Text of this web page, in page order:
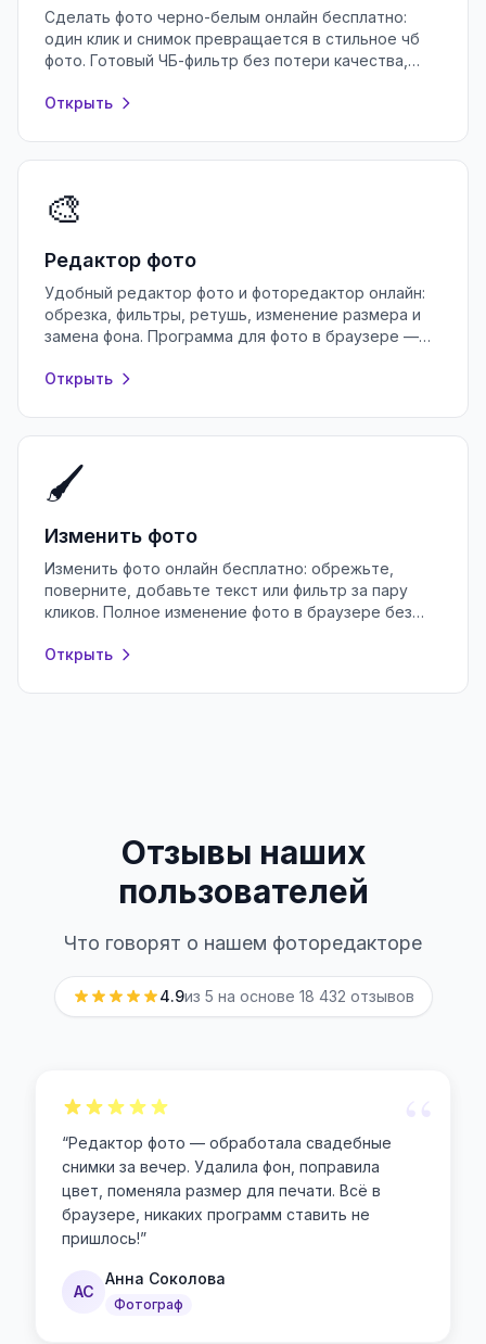
Сделать фото черно-белым онлайн бесплатно:
один клик и снимок превращается в стильное чб
фото. Готовый ЧБ-фильтр без потери качества,
Открыть
🎨
Редактор фото
Удобный редактор фото и фоторедактор онлайн:
обрезка, фильтры, ретушь, изменение размера и
замена фона. Программа для фото в браузере —
Открыть
🖌️
Изменить фото
Изменить фото онлайн бесплатно: обрежьте,
поверните, добавьте текст или фильтр за пару
кликов. Полное изменение фото в браузере без
Открыть
Отзывы наших
пользователей
Что говорят о нашем фоторедакторе
4.9из 5 на основе 18 432 отзывов
“Редактор фото — обработала свадебные
снимки за вечер. Удалила фон, поправила
цвет, поменяла размер для печати. Всё в
браузере, никаких программ ставить не
пришлось!”
АС
Анна Соколова
Фотограф